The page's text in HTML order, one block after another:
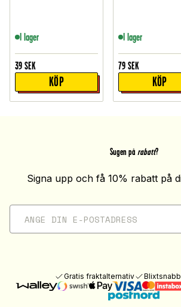
I lager
39 SEK
KÖP
I lager
79 SEK
KÖP
Sugen på rabatt?
Signa upp och få 10% rabatt på
Gratis fraktalternativ